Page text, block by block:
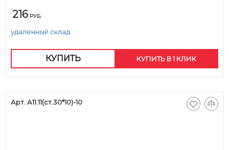
216 РУБ.
удаленный склад
КУПИТЬ КУПИТЬ В 1 КЛИК
Арт. А11.11(ст.30*10)-10